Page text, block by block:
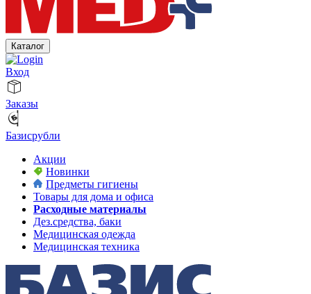
Каталог
Вход
Заказы
Базисрубли
Акции
Новинки
Предметы гигиены
Товары для дома и офиса
Расходные материалы
Дез.средства, баки
Медицинская одежда
Медицинская техника